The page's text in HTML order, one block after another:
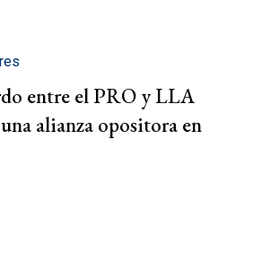
entre el PRO y LLA
alianza opositora en